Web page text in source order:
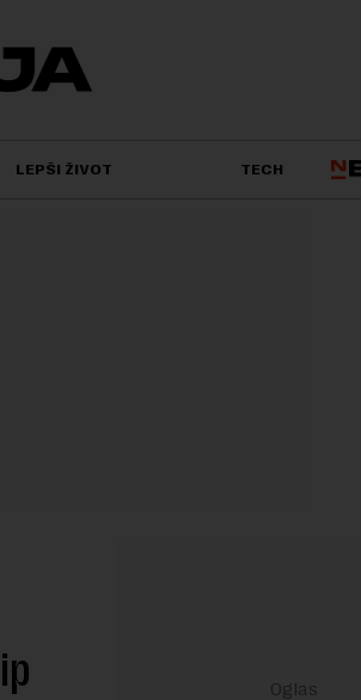
LEPŠI ŽIVOT TECH